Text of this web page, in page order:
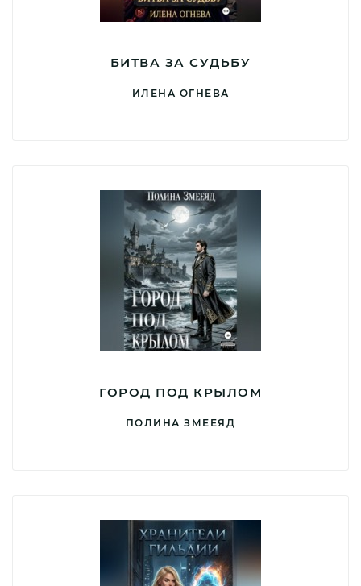
БИТВА ЗА СУДЬБУ
ИЛЕНА ОГНЕВА
ГОРОД ПОД КРЫЛОМ
ПОЛИНА ЗМЕЕЯД